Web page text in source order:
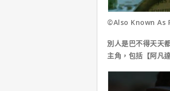
©Also Known As
別人是巴不得天天
主角，包括【阿凡